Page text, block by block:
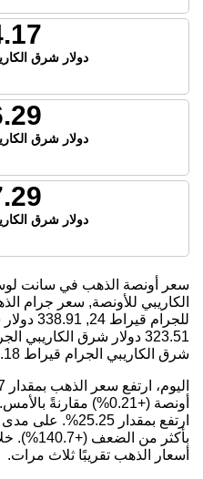
دولار شرق
دولار شرق
دولار شرق
سعر أونصة الذهب في سانت
الكاريبي للأونصة, سعر جرام
للجرام قيراط 24,
338.91
323.51 دولار شرق الكاريبي
شرق الكاريبي الجرام قيراط 18.
أونصة (+0.21%)
بأكثر من
أسعار الذهب تقريبًا ثلاث مرات.